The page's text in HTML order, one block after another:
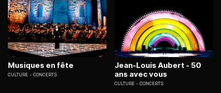
Musiques en fête
CULTURE CONCERTS
Jean-Louis Aubert - 50
ans avec vous
CULTURE CONCERTS